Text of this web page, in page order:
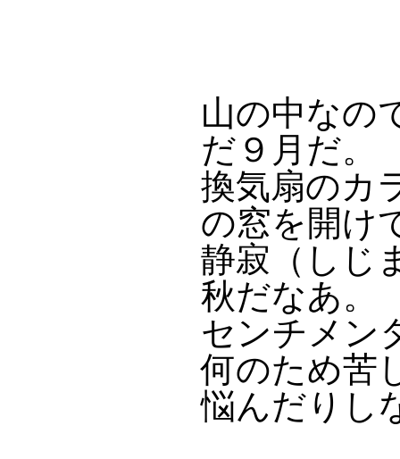
山の中なの
だ９月だ。
換気扇のカ
の窓を開け
静寂（しじ
秋だなあ。
センチメン
何のため苦
悩んだりし